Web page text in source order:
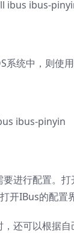
ibus ibus-
系统中，则使用
ibus-pinyin
进行配置。
开IBus的配置
，还可以根据